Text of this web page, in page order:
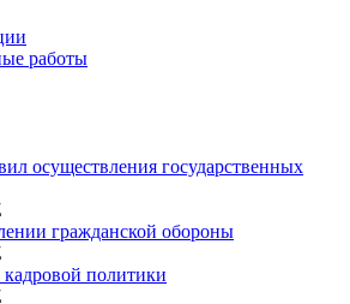
работы
осуществления государственных
гражданской обороны
политики